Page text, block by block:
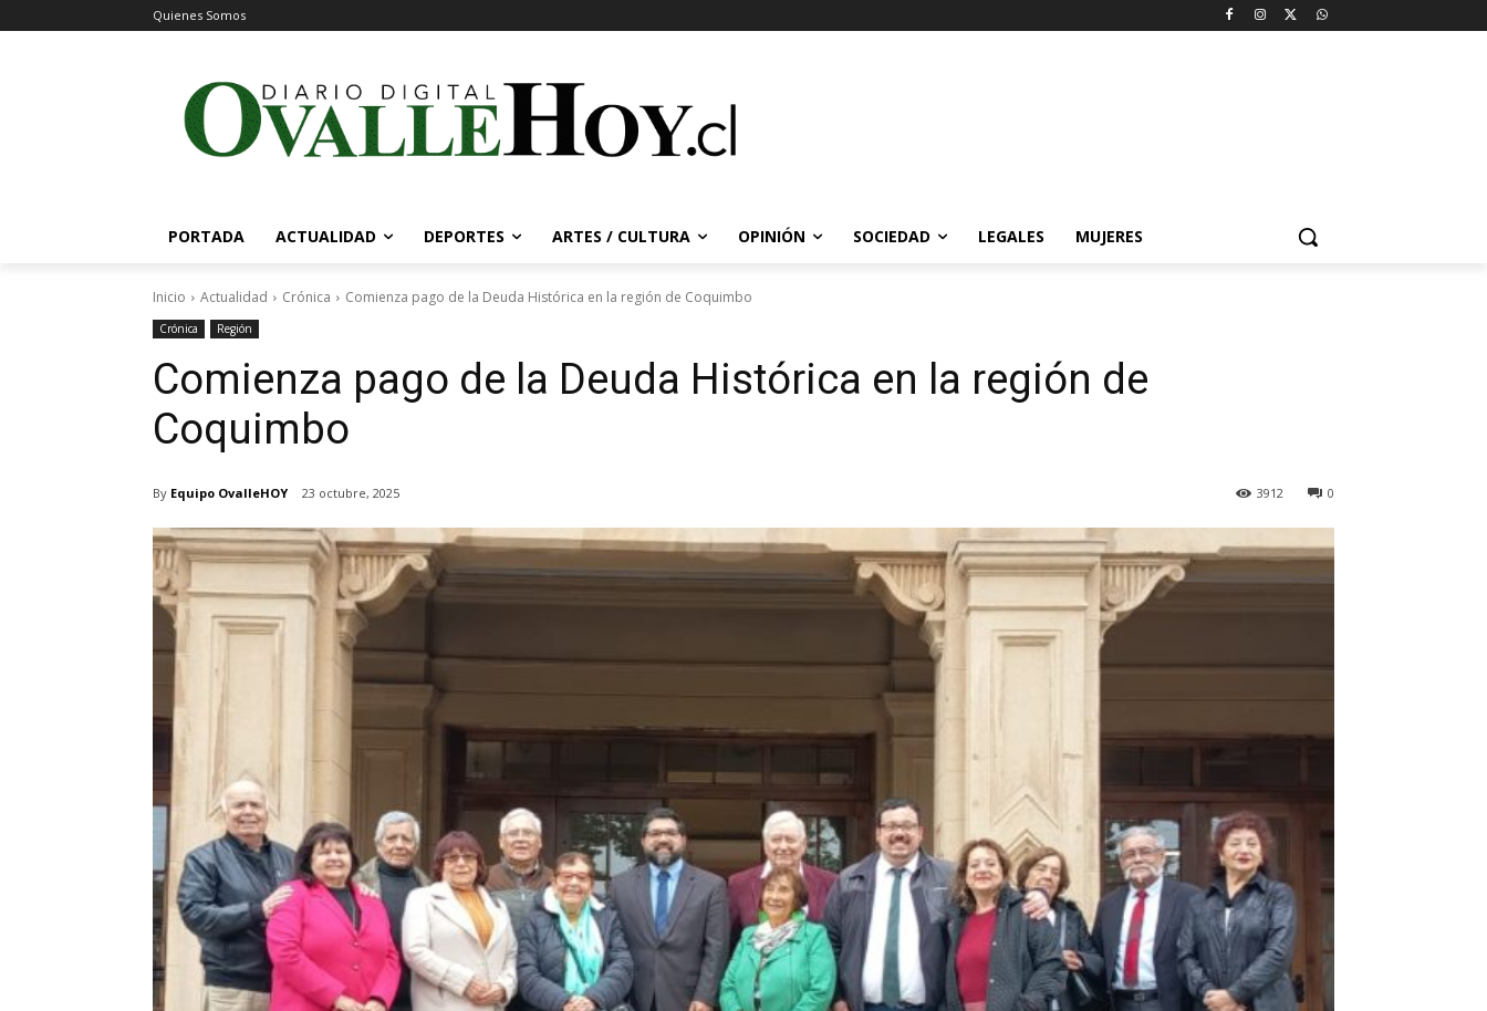
Quienes Somos
PORTADA ACTUALIDAD DEPORTES ARTES / CULTURA OPINIÓN SOCIEDAD LEGALES MUJERES
Inicio Actualidad Crónica Comienza pago de la Deuda Histórica en la región de Coquimbo
Crónica Región
Comienza pago de la Deuda Histórica en la región de
Coquimbo
By Equipo OvalleHOY 23 octubre, 2025 0
3912